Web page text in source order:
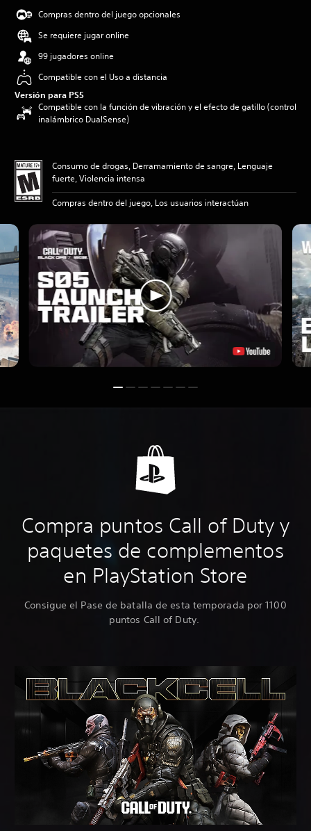
Compras dentro del juego opcionales
Se requiere jugar online
99 jugadores online
Compatible con el Uso a distancia
Versión para PS5
Compatible con la función de vibración y el efecto de gatillo (control
inalámbrico DualSense)
Consumo de drogas, Derramamiento de sangre, Lenguaje
fuerte, Violencia intensa
Compras dentro del juego, Los usuarios interactúan
Compra puntos Call of Duty y
paquetes de complementos
en PlayStation Store
Consigue el Pase de batalla de esta temporada por 1100
puntos Call of Duty.